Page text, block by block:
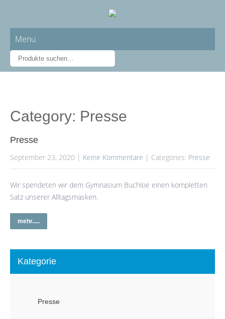
Menu
Category: Presse
Presse
September 23, 2020 | Keine Kommentare | Categories: Presse
Wir spendeten wir dem Gymnasium Buchloe einen kompletten
Satz unserer Alltagsmasken.
mehr.....
Kategorie
Presse